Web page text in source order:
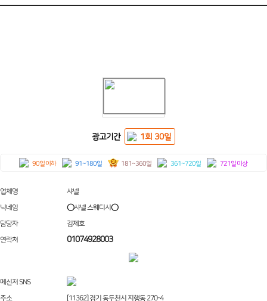
광고기간 1회 30일
90일 이하 91~180일 181~360일 361~720일 721일 이상
업체명
샤넬
닉네임
⭕샤넬 스웨디시⭕
담당자
김제호
연락처
01074928003
메신저 SNS
주소
[11362] 경기 동두천시 지행동 270-4